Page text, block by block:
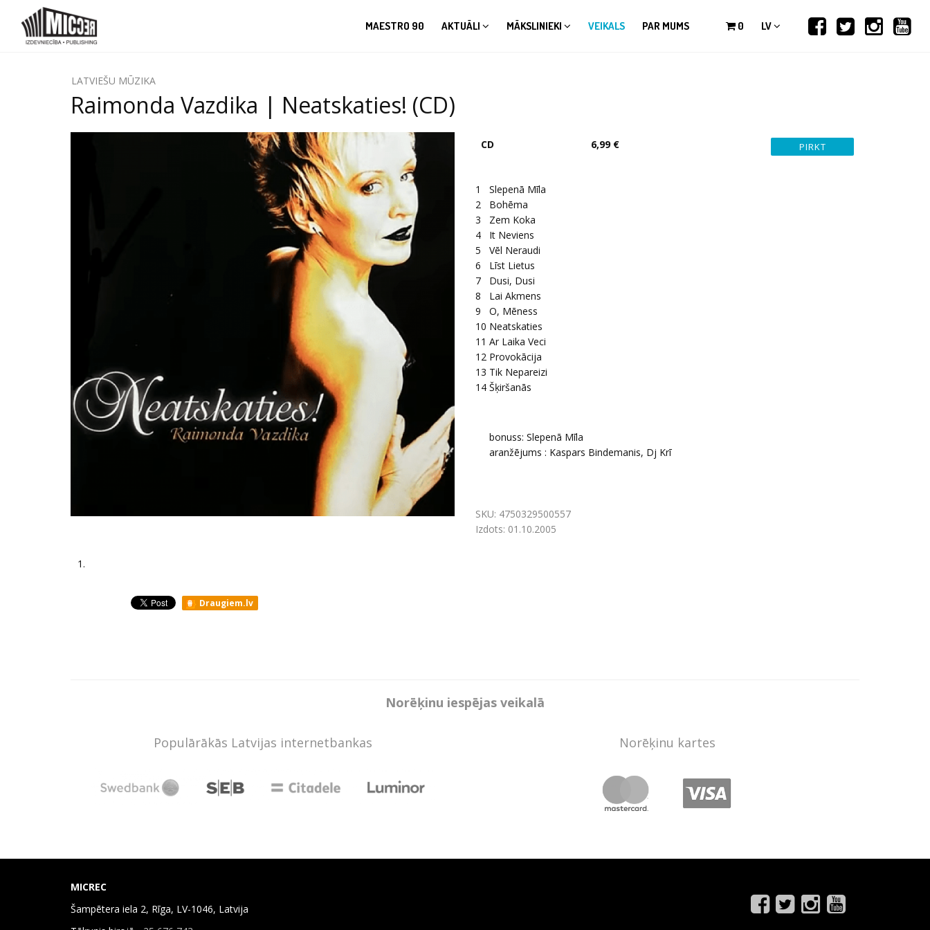
MAESTRO 90 AKTUĀLI MĀKSLINIEKI VEIKALS PAR MUMS 0 LV
LATVIEŠU MŪZIKA
Raimonda Vazdika | Neatskaties! (CD)
CD 6,99 €
1
Slepenā Mīla
2
Bohēma
3
Zem Koka
4
It Neviens
5
Vēl Neraudi
6
Līst Lietus
7
Dusi, Dusi
8
Lai Akmens
9
O, Mēness
10 Neatskaties
11 Ar Laika Veci
12 Provokācija
13 Tik Nepareizi
14 Šķiršanās
bonuss: Slepenā Mīla
aranžējums : Kaspars Bindemanis, Dj Krī
SKU: 4750329500557
Izdots: 01.10.2005
1.
Draugiem.lv
Norēķinu iespējas veikalā
Populārākās Latvijas internetbankas Norēķinu kartes
MICREC
Šampētera iela 2, Rīga, LV-1046, Latvija